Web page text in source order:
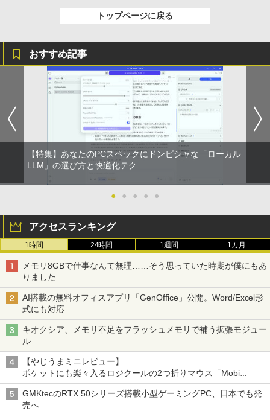
60super SSD｜PC フォートナイト マイ
ンクラフト fortnite apex ロブロックス
【展示品・代引不可】 富士通 FUJITSU
デスクトップPC FMV Desktop Fシリー
ズ F55-K1 23.8型/ Core i5-1235U/ メモ
リ 16GB/ SSD 512GB/ Windows 11/ 20
24 Office付き/ 2025年1月モデル
￥149,800
6GB/32GB RAM 512GB/1TB SSD Wind
ows 11 Pro ゲーミングpc 2.5Gbps LA
N/Wi-Fi6E/BT5.2/HDMI2.1/USB4/DP1.4/
OCuLink 搭載コンパクトPC
モバイルディスプレイ 自立型 1920*1080
h/PS3/PS4/PS5/Xbox One/PC/スマホ/U
SBType-C/標準HDMI対応【選べる種
類】タッチ/ケース付き/4Kタイプ
￥8,980
【楽天1位！保護レザーケース付き】【タ
ッチ選択】 モバイルモニター 15.6インチ
ノングレア 非光沢 1080PフルHD コスパ
高画質 デュアルモニター サブモニター
ポータブルモニター ゲーミングモニター
￥9,999
￥30,906
5
スター・ウォーズ／マンダロリアン公式
ビジュアルガイド [ パブロ・ヒダルゴ ]
￥6,600
軽量 ブルートゥースHi-Fi 最大36時間再生 ぶ
るーとゅーす コードレス ENCノイズキャン
セリング 自動ペアリング Type-C充電 マイク
￥1,964
Xiaomi シャオミ REDMI Buds 8 Lite ワイヤ
レスイヤホン Bluetooth 5.4 ノイズキャンセ
リング ANC 36時間再生
￥2,980
￥250
￥250
強炭酸水 ペットボトル 500ミリリットル (Sm
art Basic)
コカ・コーラ やかんの麦茶 from 爽健美茶 ラ
ベルレス 650mlPET×24本
￥1,653
￥810
クスDIGITAL)
￥594
トップページに戻る
おすすめ記事
【特集】あなたのPCスペックにドンピシャな「ローカル
LLM」の選び方と快適化テク
● ● ● ● ●
アクセスランキング
1時間 24時間 1週間 1カ月
メモリ8GBで仕事なんて無理……そう思っていた時期が僕にもあ
りました
AI搭載の無料オフィスアプリ「GenOffice」公開。Word/Excel形
式にも対応
キオクシア、メモリ不足をフラッシュメモリで補う拡張モジュー
ル
【やじうまミニレビュー】
ポケットにも楽々入るロジクールの2つ折りマウス「Mobi
Fold」。その気になるギミックとは？
GMKtecのRTX 50シリーズ搭載小型ゲーミングPC、日本でも発
売へ